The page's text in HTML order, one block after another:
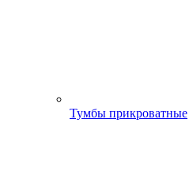
Тумбы прикроватные